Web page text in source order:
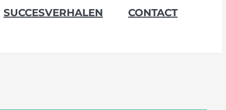
SUCCESVERHALEN CONTACT